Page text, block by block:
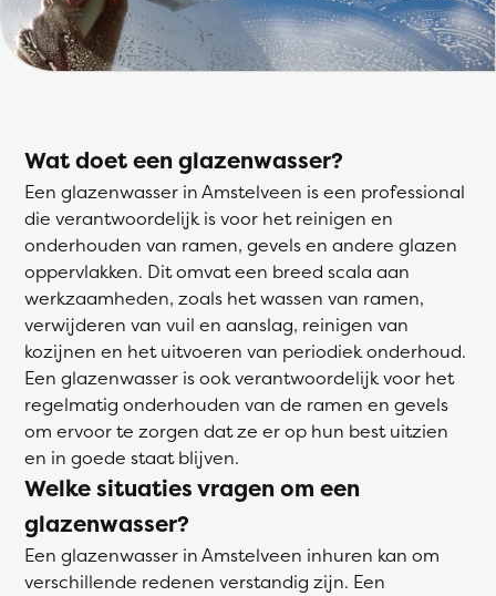
Wat doet een glazenwasser?
Een glazenwasser in Amstelveen is een professional
die verantwoordelijk is voor het reinigen en
onderhouden van ramen, gevels en andere glazen
oppervlakken. Dit omvat een breed scala aan
werkzaamheden, zoals het wassen van ramen,
verwijderen van vuil en aanslag, reinigen van
kozijnen en het uitvoeren van periodiek onderhoud.
Een glazenwasser is ook verantwoordelijk voor het
regelmatig onderhouden van de ramen en gevels
om ervoor te zorgen dat ze er op hun best uitzien
en in goede staat blijven.
Welke situaties vragen om een
glazenwasser?
Een glazenwasser in Amstelveen inhuren kan om
verschillende redenen verstandig zijn. Een